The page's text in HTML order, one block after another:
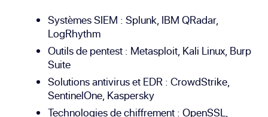
Systèmes SIEM : Splunk, IBM QRadar,
LogRhythm
Outils de pentest : Metasploit, Kali Linux, Burp
Suite
Solutions antivirus et EDR : CrowdStrike,
SentinelOne, Kaspersky
Technologies de chiffrement : OpenSSL,